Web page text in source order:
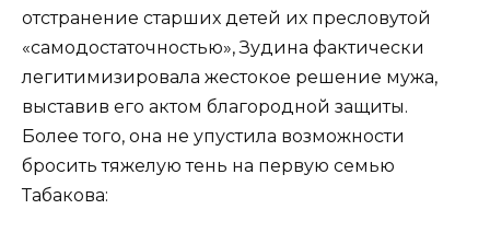
отстранение старших детей их пресловутой
«самодостаточностью», Зудина фактически
легитимизировала жестокое решение мужа,
выставив его актом благородной защиты.
Более того, она не упустила возможности
бросить тяжелую тень на первую семью
Табакова: